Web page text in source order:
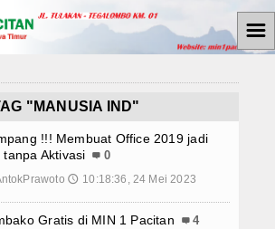
☰
"MANUSIA IND"
!!! Membuat Office 2019 jadi
tanpa Aktivasi
0
🕔 10:18:36, 24 Mei 2023
Gratis di MIN 1 Pacitan 4